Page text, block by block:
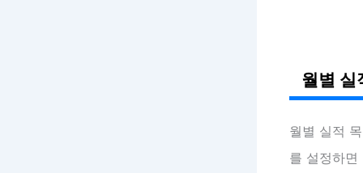
월별 실
월별 실적
를 설정하